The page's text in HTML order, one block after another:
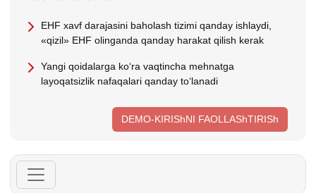
EHF хavf darajasini baholash tizimi qanday ishlaydi,
«qizil» EHF olinganda qanday harakat qilish kerak
Yangi qoidalarga koʻra vaqtincha mehnatga
layoqatsizlik nafaqalari qanday toʻlanadi
DEMO-KIRIShNI FAOLLAShTIRISh